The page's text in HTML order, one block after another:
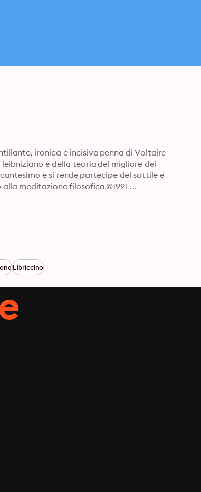
ironica e incisiva penna di Voltaire
e della teoria del migliore dei
e si rende partecipe del sottile e
meditazione filosofica.©1991
Libriccino